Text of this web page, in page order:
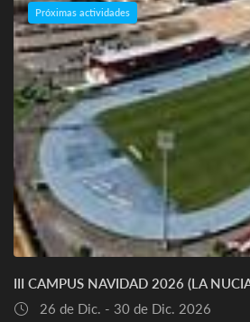
Próximas actividades
III CAMPUS NAVIDAD 2026 (LA
26 de Dic. - 30 de Dic. 2026